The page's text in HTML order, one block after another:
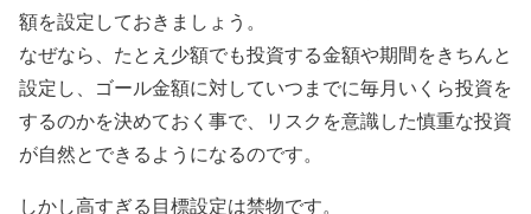
額を設定しておきましょう。
なぜなら、たとえ少額でも投資する金額や期間をきちんと
設定し、ゴール金額に対していつまでに毎月いくら投資を
するのかを決めておく事で、リスクを意識した慎重な投資
が自然とできるようになるのです。
しかし高すぎる目標設定は禁物です。